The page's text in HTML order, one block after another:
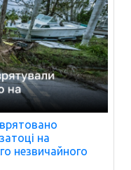
на
незвичайного